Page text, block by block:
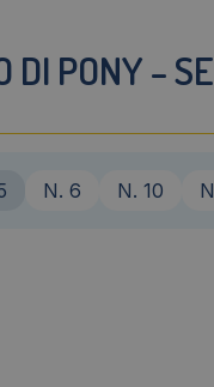
DI PONY –
N. 6 N. 10